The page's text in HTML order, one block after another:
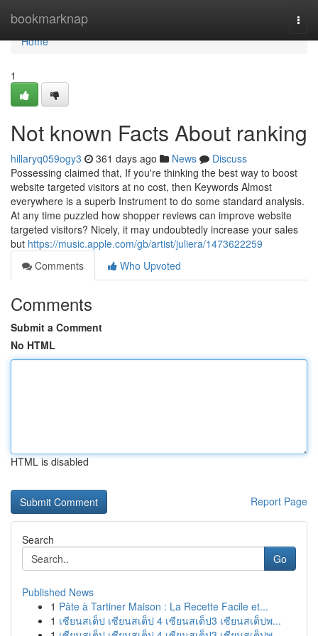
bookmarknap
Home
Home
1
Not known Facts About ranking
hillaryq059ogy3 361 days ago News
Discuss
Possessing claimed that, If you're thinking the best way to boost
website targeted visitors at no cost, then Keywords Almost
everywhere is a superb Instrument to do some standard analysis.
At any time puzzled how shopper reviews can improve website
targeted visitors? Nicely, it may undoubtedly increase your sales
but https://music.apple.com/gb/artist/juliera/1473622259
Comments
Who Upvoted
Comments
Submit a Comment
No HTML
HTML is disabled
Report Page
Search
Go
Published News
1 Pâte à Tartiner Maison : La Recette Facile et...
1 เซียนสเต็ป เซียนสเต็ป 4 เซียนสเต็ป3 เซียนสเต็ปพ...